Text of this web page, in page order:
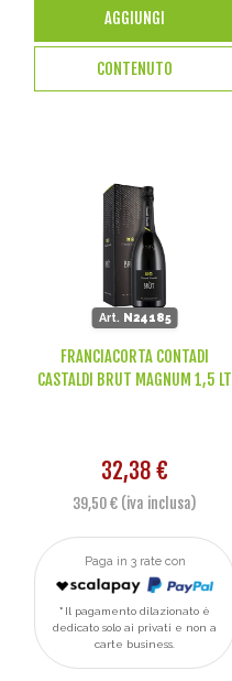
AGGIUNGI
CONTENUTO
Art. N24185
FRANCIACORTA CONTADI
CASTALDI BRUT MAGNUM 1,5 LT
32,38 €
39,50 € (iva inclusa)
Paga in 3 rate con
Il pagamento dilazionato è
dedicato solo ai privati e non a
carte business.